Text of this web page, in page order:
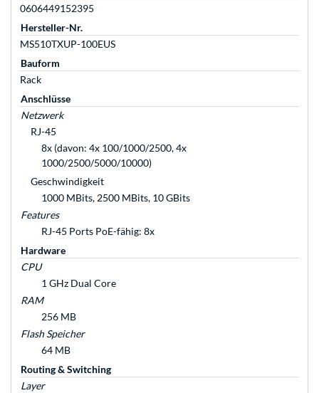
0606449152395
Hersteller-Nr.
MS510TXUP-100EUS
Bauform
Rack
Anschlüsse
Netzwerk
RJ-45
8x (davon: 4x 100/1000/2500, 4x
1000/2500/5000/10000)
Geschwindigkeit
1000 MBits, 2500 MBits, 10 GBits
Features
RJ-45 Ports PoE-fähig: 8x
Hardware
CPU
1 GHz Dual Core
RAM
256 MB
Flash Speicher
64 MB
Routing & Switching
Layer